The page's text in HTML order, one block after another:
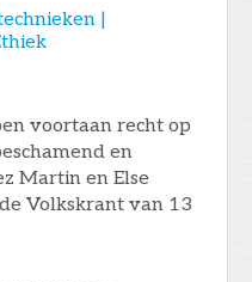
|
voortaan recht op
en
Martin en Else
Volkskrant van 13